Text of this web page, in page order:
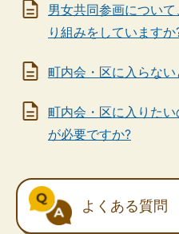
男女共同参画につい
り組みをしていますか
町内会・区に入らな
町内会・区に入りた
が必要ですか?
よくある質問